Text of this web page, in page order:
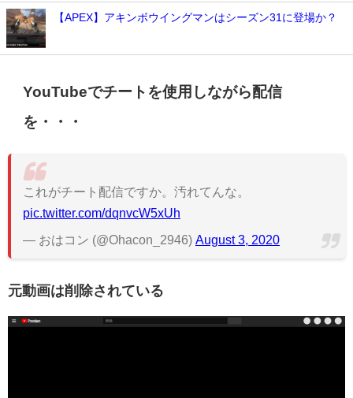
【APEX】アキンボウイングマンはシーズン31に登場か？
YouTubeでチートを使用しながら配信
を・・・
これがチート配信ですか。汚れてんな。
pic.twitter.com/dqnvcW5xUh
— おはコン (@Ohacon_2946) August 3, 2020
元動画は削除されている